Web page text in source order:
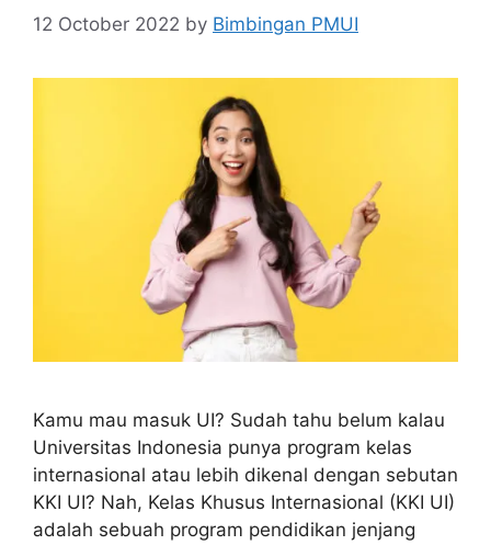
12 October 2022 by Bimbingan PMUI
Kamu mau masuk UI? Sudah tahu belum kalau
Universitas Indonesia punya program kelas
internasional atau lebih dikenal dengan sebutan
KKI UI? Nah, Kelas Khusus Internasional (KKI UI)
adalah sebuah program pendidikan jenjang